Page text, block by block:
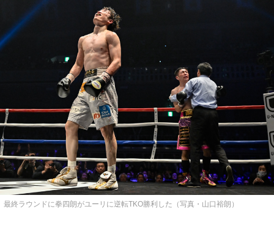
最終ラウンドに拳四朗がユーリに逆転TKO勝利した（写真・山口裕朗）